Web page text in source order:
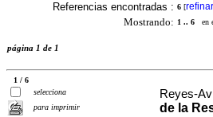
Referencias encontradas : 6 [refinar
Mostrando: 1 .. 6 en
página 1 de 1
1 / 6
selecciona
para imprimir
Reyes-
de la